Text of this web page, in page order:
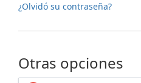
¿Olvidó su contraseña?
Otras opciones